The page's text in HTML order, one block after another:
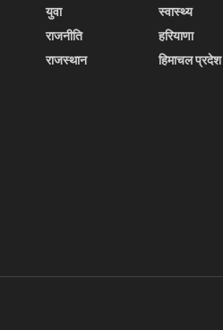
युवा
राजनीति
राजस्थान
स्वास्थ्य
हरियाणा
हिमाचल प्रदेश